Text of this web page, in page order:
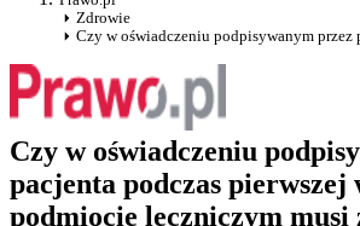
Zdrowie
Czy w oświadczeniu podpisywanym
Czy w oświadczeniu
pacjenta podczas pierwszej
podmiocie leczniczym musi